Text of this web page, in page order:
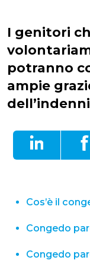
I genitori
potranno
ampie
Cos’è il
Congedo
Congedo